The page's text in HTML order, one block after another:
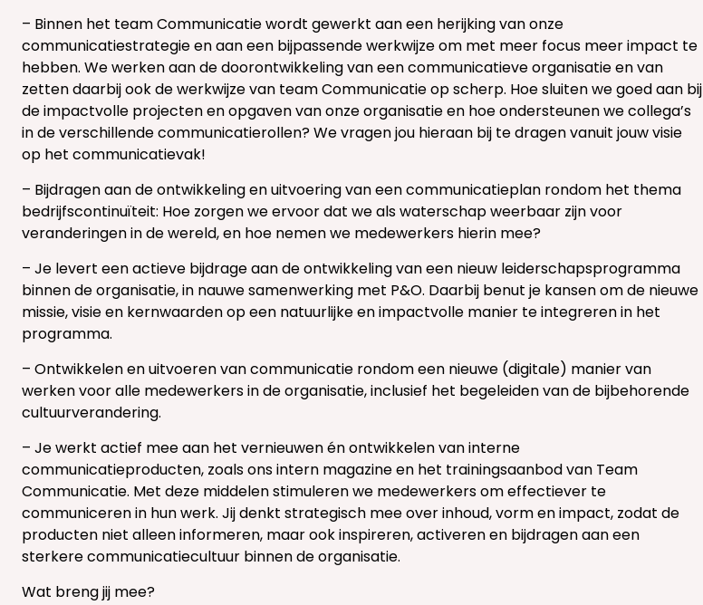
– Binnen het team Communicatie wordt gewerkt aan een herijking van onze
communicatiestrategie en aan een bijpassende werkwijze om met meer focus meer impact te
hebben. We werken aan de doorontwikkeling van een communicatieve organisatie en van
zetten daarbij ook de werkwijze van team Communicatie op scherp. Hoe sluiten we goed aan bij
de impactvolle projecten en opgaven van onze organisatie en hoe ondersteunen we collega’s
in de verschillende communicatierollen? We vragen jou hieraan bij te dragen vanuit jouw visie
op het communicatievak!
– Bijdragen aan de ontwikkeling en uitvoering van een communicatieplan rondom het thema
bedrijfscontinuïteit: Hoe zorgen we ervoor dat we als waterschap weerbaar zijn voor
veranderingen in de wereld, en hoe nemen we medewerkers hierin mee?
– Je levert een actieve bijdrage aan de ontwikkeling van een nieuw leiderschapsprogramma
binnen de organisatie, in nauwe samenwerking met P&O. Daarbij benut je kansen om de nieuwe
missie, visie en kernwaarden op een natuurlijke en impactvolle manier te integreren in het
programma.
– Ontwikkelen en uitvoeren van communicatie rondom een nieuwe (digitale) manier van
werken voor alle medewerkers in de organisatie, inclusief het begeleiden van de bijbehorende
cultuurverandering.
– Je werkt actief mee aan het vernieuwen én ontwikkelen van interne
communicatieproducten, zoals ons intern magazine en het trainingsaanbod van Team
Communicatie. Met deze middelen stimuleren we medewerkers om effectiever te
communiceren in hun werk. Jij denkt strategisch mee over inhoud, vorm en impact, zodat de
producten niet alleen informeren, maar ook inspireren, activeren en bijdragen aan een
sterkere communicatiecultuur binnen de organisatie.
Wat breng jij mee?